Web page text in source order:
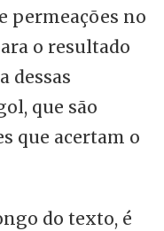
permeações no
o resultado
dessas
que são
que acertam o
do texto, é